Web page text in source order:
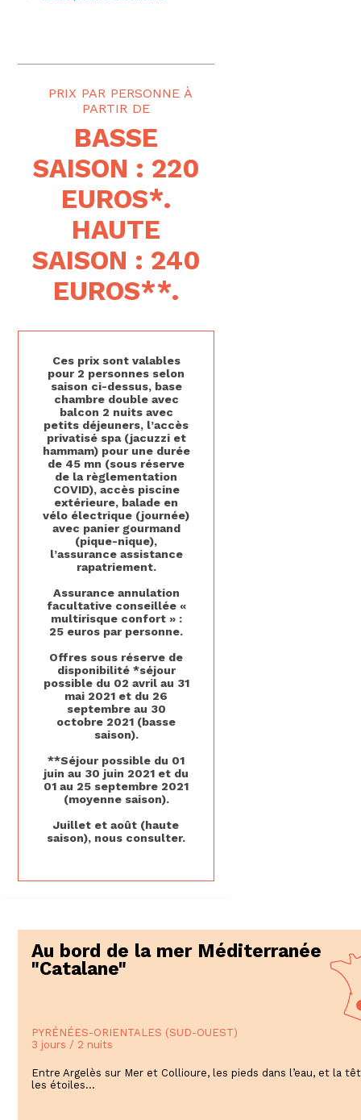
PRIX PAR PERSONNE
BASSE
SAISON : 220
EUROS*.
HAUTE
SAISON : 240
EUROS**.
Ces prix sont valables
pour 2 personnes selon
saison ci-dessus, base
chambre double avec
balcon 2 nuits avec
petits déjeuners, l’accès
privatisé spa (jacuzzi et
hammam) pour une durée
de 45 mn (sous réserve
de la règlementation
COVID), accès piscine
extérieure, balade en
vélo électrique (journée)
avec panier gourmand
(pique-nique),
l’assurance assistance
rapatriement.
Assurance annulation
facultative conseillée «
multirisque confort » :
25 euros par personne.
Offres sous réserve de
disponibilité *séjour
possible du 02 avril au 31
mai 2021 et du 26
septembre au 30
octobre 2021 (basse
saison).
**Séjour possible du 01
juin au 30 juin 2021 et du
01 au 25 septembre 2021
(moyenne saison).
Juillet et août (haute
saison), nous consulter.
Au bord de la mer Méditerranée
"Catalane"
PYRÉNÉES-ORIENTALES (SUD-OUEST)
3 jours / 2 nuits
Entre Argelès sur Mer et Collioure, les pieds dans l’eau, et la
les étoiles…